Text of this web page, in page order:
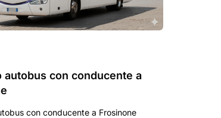
autobus con conducente a
con conducente a Frosinone